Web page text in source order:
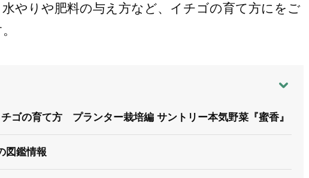
やりや肥料の与え方など、イチゴの育て方にをご
ゴの育て方 プランター栽培編 サントリー本気野菜『蜜香』
図鑑情報